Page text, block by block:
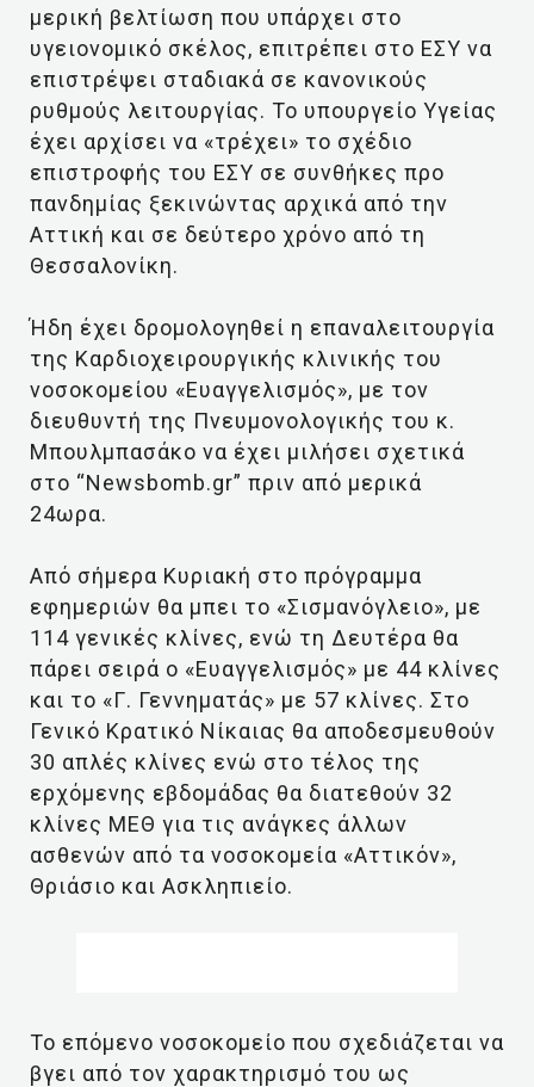
μερική βελτίωση που υπάρχει στο
υγειονομικό σκέλος, επιτρέπει στο ΕΣΥ να
επιστρέψει σταδιακά σε κανονικούς
ρυθμούς λειτουργίας. Το υπουργείο Υγείας
έχει αρχίσει να «τρέχει» το σχέδιο
επιστροφής του ΕΣΥ σε συνθήκες προ
πανδημίας ξεκινώντας αρχικά από την
Αττική και σε δεύτερο χρόνο από τη
Θεσσαλονίκη.
Ήδη έχει δρομολογηθεί η επαναλειτουργία
της Καρδιοχειρουργικής κλινικής του
νοσοκομείου «Ευαγγελισμός», με τον
διευθυντή της Πνευμονολογικής του κ.
Μπουλμπασάκο να έχει μιλήσει σχετικά
στο “Newsbomb.gr” πριν από μερικά
24ωρα.
Από σήμερα Κυριακή στο πρόγραμμα
εφημεριών θα μπει το «Σισμανόγλειο», με
114 γενικές κλίνες, ενώ τη Δευτέρα θα
πάρει σειρά ο «Ευαγγελισμός» με 44 κλίνες
και το «Γ. Γεννηματάς» με 57 κλίνες. Στο
Γενικό Κρατικό Νίκαιας θα αποδεσμευθούν
30 απλές κλίνες ενώ στο τέλος της
ερχόμενης εβδομάδας θα διατεθούν 32
κλίνες ΜΕΘ για τις ανάγκες άλλων
ασθενών από τα νοσοκομεία «Αττικόν»,
Θριάσιο και Ασκληπιείο.
Το επόμενο νοσοκομείο που σχεδιάζεται να
βγει από τον χαρακτηρισμό του ως